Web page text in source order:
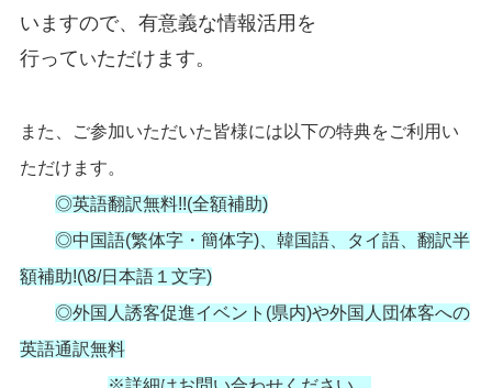
いますので、有意義な情報活用を
行っていただけます。
また、ご参加いただいた皆様には以下の特典をご利用い
ただけます。
◎英語翻訳無料!!(全額補助)
◎中国語(繁体字・簡体字)、韓国語、タイ語、翻訳半
額補助!(\8/日本語１文字)
◎外国人誘客促進イベント(県内)や外国人団体客への
英語通訳無料